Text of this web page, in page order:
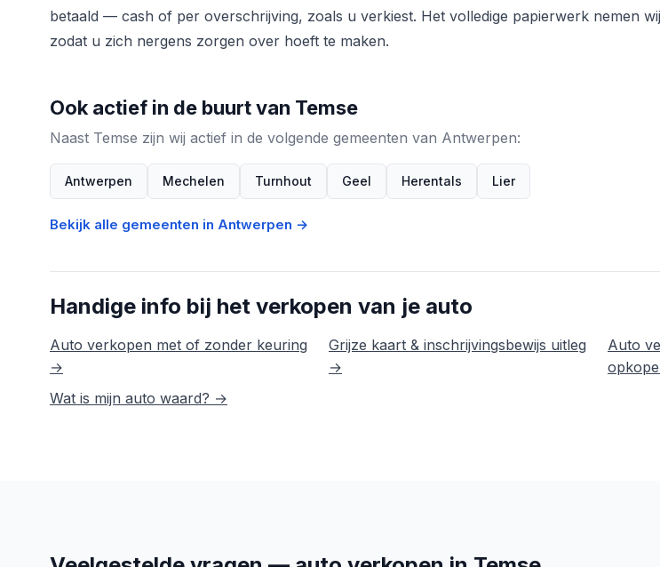
betaald — cash of per overschrijving, zoals u verkiest. Het volledige papierwerk nemen
zodat u zich nergens zorgen over hoeft te maken.
Ook actief in de buurt van Temse
Naast Temse zijn wij actief in de volgende gemeenten van Antwerpen:
Antwerpen Mechelen Turnhout Geel Herentals Lier
Bekijk alle gemeenten in Antwerpen →
Handige info bij het verkopen van je auto
Auto verkopen met of zonder keuring
→
Grijze kaart & inschrijvingsbewijs uitleg
→
Auto
Wat is mijn auto waard? →